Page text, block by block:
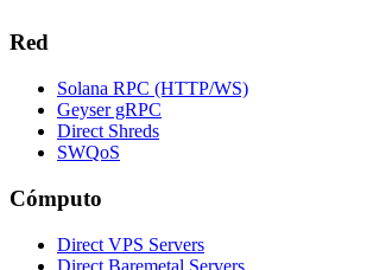
Red
Solana RPC (HTTP/WS)
Geyser gRPC
Direct Shreds
SWQoS
Cómputo
Direct VPS Servers
Direct Baremetal Servers